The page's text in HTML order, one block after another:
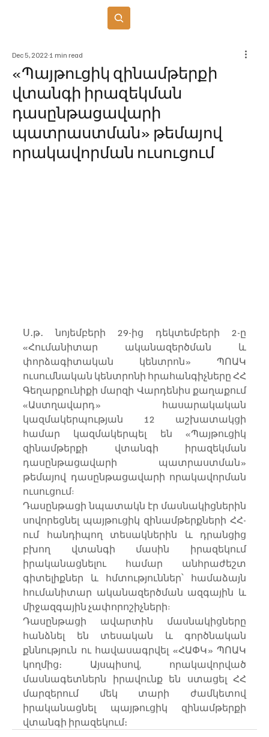
«Պայթուցիկ զինամթերքի
վտանգի իրազեկման
դասընթացավարի
պատրաստման» թեմայով
որակավորման ուսուցում
Dec 5, 2022 1 min read
Ս․թ․ նոյեմբերի 29-ից դեկտեմբերի 2-ը
«Հումանիտար ականազերծման և
փորձագիտական կենտրոն» ՊՈԱԿ
ուսումնական կենտրոնի հրահանգիչները ՀՀ
Գեղարքունիքի մարզի Վարդենիս քաղաքում
«Աստղավարդ» հասարակական
կազմակերպության 12 աշխատակցի
համար կազմակերպել են «Պայթուցիկ
զինամթերքի վտանգի իրազեկման
դասընթացավարի պատրաստման»
թեմայով դասընթացավարի որակավորման
ուսուցում:
Դասընթացի նպատակն էր մասնակիցներին
սովորեցնել պայթուցիկ զինամթերքների ՀՀ-
ում հանդիպող տեսակներին և դրանցից
բխող վտանգի մասին իրազեկում
իրականացնելու համար անհրաժեշտ
գիտելիքներ և հմտություններ՝ համաձայն
հումանիտար ականազերծման ազգային և
միջազգային չափորոշիչների:
Դասընթացի ավարտին մասնակիցները
հանձնել են տեսական և գործնական
քննություն ու հավասագրվել «ՀԱՓԿ» ՊՈԱԿ
կողմից։ Այսպիսով, որակավորված
մասնագետներն իրավունք են ստացել ՀՀ
մարզերում մեկ տարի ժամկետով
իրականացնել պայթուցիկ զինամթերքի
վտանգի իրազեկում։